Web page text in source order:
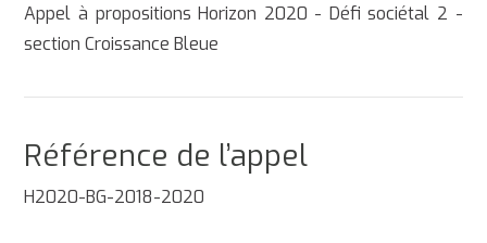
Appel à propositions Horizon 2020 - Défi sociétal 2 -
section Croissance Bleue
Référence de l’appel
H2020-BG-2018-2020